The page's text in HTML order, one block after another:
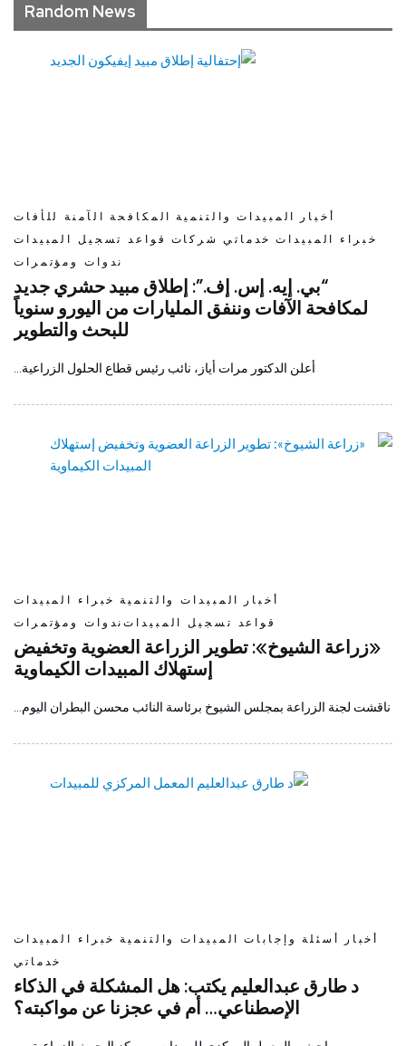
Random News
أخبار المبيدات والتنمية المكافحة الآمنة للأفات
خبراء المبيدات خدماتي شركات قواعد تسجيل المبيدات
ندوات ومؤتمرات
“بي. إيه. إس. إف.”: إطلاق مبيد حشري جديد
لمكافحة الآفات وننفق المليارات من اليورو سنوياً
للبحث والتطوير
أعلن الدكتور مرات أياز، نائب رئيس قطاع الحلول الزراعية…
أخبار المبيدات والتنمية خبراء المبيدات
قواعد تسجيل المبيداتندوات ومؤتمرات
«زراعة الشيوخ»: تطوير الزراعة العضوية وتخفيض
إستهلاك المبيدات الكيماوية
ناقشت لجنة الزراعة بمجلس الشيوخ برئاسة النائب محسن البطران اليوم…
أخبار أسئلة وإجابات المبيدات والتنمية خبراء المبيدات
خدماتي
د طارق عبدالعليم يكتب: هل المشكلة في الذكاء
الإصطناعي… أم في عجزنا عن مواكبته؟